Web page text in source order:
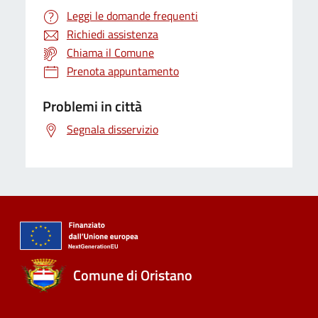
Leggi le domande frequenti
Richiedi assistenza
Chiama il Comune
Prenota appuntamento
Problemi in città
Segnala disservizio
Comune di Oristano